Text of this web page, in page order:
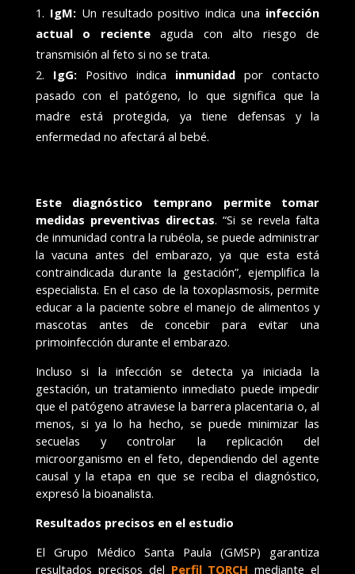
IgM:Un resultado positivo indica una infección
actual o recienteaguda con alto riesgo de
transmisión al feto si no se trata.
IgG:Positivo indica inmunidad por contacto
pasado con el patógeno, lo que significa que la
madre está protegida, ya tiene defensas y la
enfermedad no afectará al bebé.
Este diagnóstico temprano permite tomar
medidas preventivas directas. “Si se revela falta
de inmunidad contra la rubéola, se puede administrar
la vacuna antes del embarazo, ya que esta está
contraindicada durante la gestación”, ejemplifica la
especialista. En el caso de la toxoplasmosis, permite
educar a la paciente sobre el manejo de alimentos y
mascotas antes de concebir para evitar una
primoinfección durante el embarazo.
Incluso si la infección se detecta ya iniciada la
gestación, un tratamiento inmediato puede impedir
que el patógeno atraviese la barrera placentaria o, al
menos, si ya lo ha hecho, se puede minimizar las
secuelas y controlar la replicación del
microorganismo en el feto, dependiendo del agente
causal y la etapa en que se reciba el diagnóstico,
expresó la bioanalista.
Resultados precisos en el estudio
El Grupo Médico Santa Paula (GMSP) garantiza
resultados precisos del Perfil TORCH mediante el